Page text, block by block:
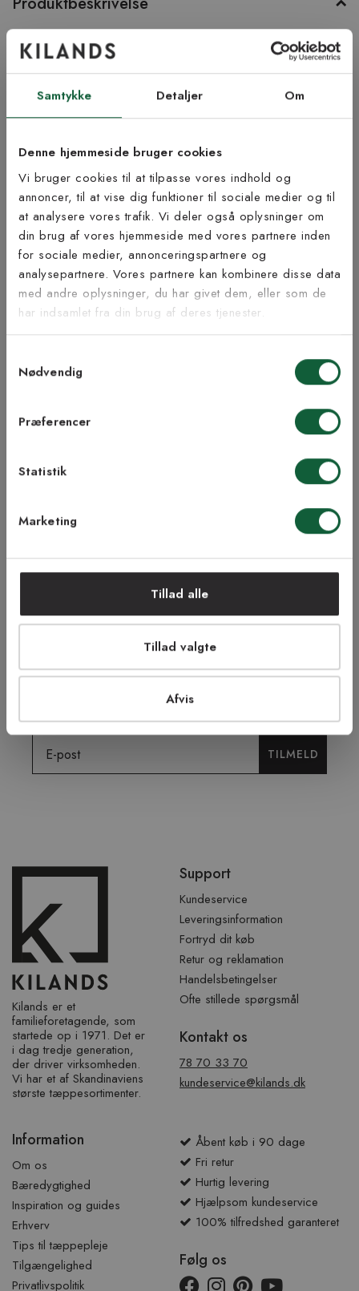
Samtykke Detaljer Om
Denne hjemmeside bruger cookies
Vi bruger cookies til at tilpasse vores indhold og
annoncer, til at vise dig funktioner til sociale medier og til
at analysere vores trafik. Vi deler også oplysninger om
din brug af vores hjemmeside med vores partnere inden
for sociale medier, annonceringspartnere og
analysepartnere. Vores partnere kan kombinere disse data
med andre oplysninger, du har givet dem, eller som de
har indsamlet fra din brug af deres tjenester.
Nødvendig
Præferencer
Statistik
Marketing
Tillad alle
Tillad valgte
Afvis
Skuld er et håndvævet uldtæppe fra danske Linie Design. Det har
et grafisk mønster i varme og smukke, jordnære farver samt en
flot frynse langs kortsiderne. Her er Skuld i farven charcoal.
Produktinformation
Bæredygtighed
Inspiration fra @kilandsofficial
FRI RETUR TRYG E-HANDEL
Tilmeld dig vores nyhedsbrev og få
tilbud, tips og nyheder.
TILMELD
over
Kilands er et
familieforetagende, som
startede op i 1971. Det er
i dag tredje generation,
der driver virksomheden.
Vi har et af ​​Skandinaviens
største tæppesortimenter.
Support
Kundeservice
Leveringsinformation
Fortryd dit køb
Retur og reklamation
Handelsbetingelser
Ofte stillede spørgsmål
Kontakt os
78 70 33 70
kundeservice@kilands.dk
Information
Om os
Bæredygtighed
Inspiration og guides
Erhverv
Tips til tæppepleje
Tilgængelighed
Privatlivspolitik
Åbent køb i 90 dage
Fri retur
Hurtig levering
Hjælpsom kundeservice
100% tilfredshed garanteret
Følg os
Tilmeld dig vores
nyhedsbrev
Vær blandt de første til at modtage vores tilbud,
tips og nyheder.
Samtykke til Kilands vilkår
modtage nyhedsbreve fra Kilands